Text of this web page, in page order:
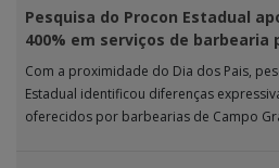
Pesquisa do Procon Estadual
400% em serviços de barbearia
Com a proximidade do Dia dos Pais,
Estadual identificou diferenças
oferecidos por barbearias de Campo